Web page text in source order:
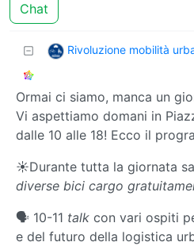
Chat
Rivoluzione mobilità
Ormai ci siamo, manca un
Vi aspettiamo domani in
dalle 10 alle 18! Ecco il
☀️Durante tutta la giornata
diverse bici cargo
🗣️ 10-11 talk con vari ospiti
e del futuro della logistica